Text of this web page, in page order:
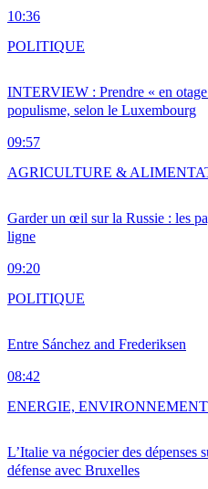
10:36
INTERVIEW : Prendre « en
populisme, selon le Luxembourg
09:57
POLITIQUE
Garder un œil sur la Russie : les
ligne
09:20
AGRICULTURE &
Entre Sánchez and Frederiksen
08:42
POLITIQUE
L’Italie va négocier des dépenses
défense avec Bruxelles
ENERGIE,